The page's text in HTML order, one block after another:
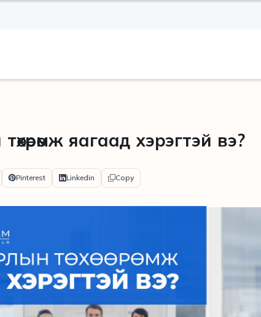
яагаад хэрэгтэй вэ?
Pinterest Linkedin Copy